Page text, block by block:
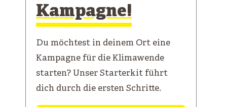
Kampagne!
Du möchtest in deinem Ort eine
Kampagne für die Klimawende
starten? Unser Starterkit führt
dich durch die ersten Schritte.